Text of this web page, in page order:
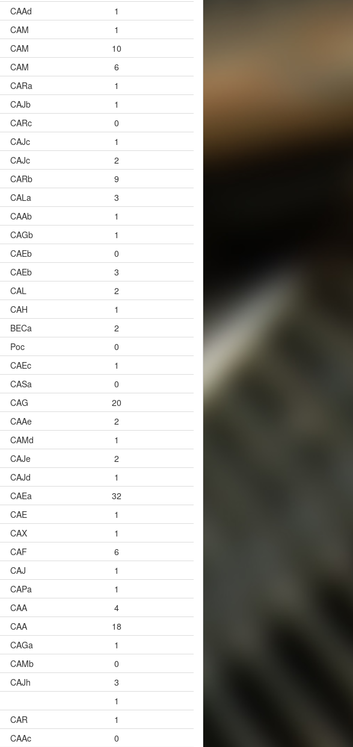
CAAd
1
CAM
1
CAM
10
CAM
6
CARa
1
CAJb
1
CARc
0
CAJc
1
CAJc
2
CARb
9
CALa
3
CAAb
1
CAGb
1
CAEb
0
CAEb
3
CAL
2
CAH
1
BECa
2
Poc
0
CAEc
1
CASa
0
CAG
20
CAAe
2
CAMd
1
CAJe
2
CAJd
1
CAEa
32
CAE
1
CAX
1
CAF
6
CAJ
1
CAPa
1
CAA
4
CAA
18
CAGa
1
CAMb
0
CAJh
3
1
CAR
1
CAAc
0